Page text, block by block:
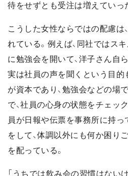
待をせずとも受注は増えていっ
こうした女性ならではの配慮は
れている。例えば、同社ではス
に勉強会を開いて、洋子さん自
実は社員の声を聞くという目的
が資本であり、勉強会などの場
で、社員の心身の状態をチェッ
員が日報や伝票を事務所に持
をして、体調以外にも何か困り
を配っている。
「うちでは飲み会の習慣はない